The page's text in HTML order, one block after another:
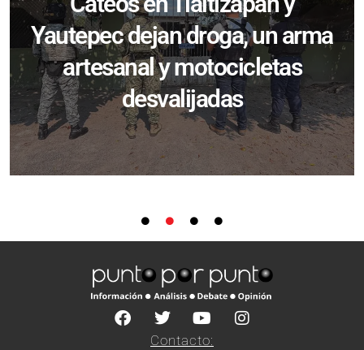
Yautepec dejan droga, un arma
artesanal y motocicletas
desvalijadas
Contacto: